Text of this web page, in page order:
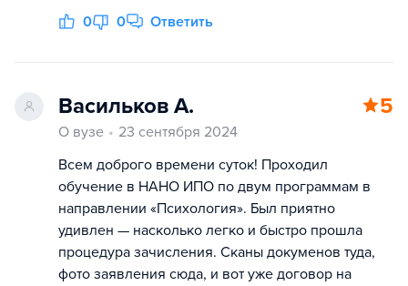
0 0 Ответить
Васильков А. 5
О вузе
23 сентября 2024
Всем доброго времени суток! Проходил
обучение в НАНО ИПО по двум программам в
направлении «Психология». Был приятно
удивлен — насколько легко и быстро прошла
процедура зачисления. Сканы докуменов туда,
фото заявления сюда, и вот уже договор на